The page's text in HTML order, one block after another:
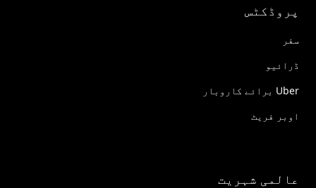
پروڈکٹس
سفر
ڈرائیو
Uber برائے کاروبار
اوبر فریٹ
عالمی شہریت